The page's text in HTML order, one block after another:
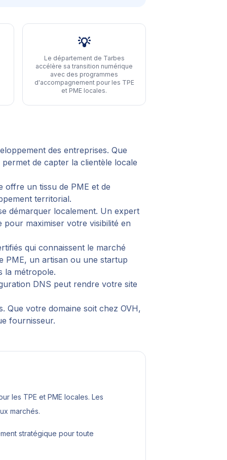
💡
Le département de Tarbes
accélère sa transition numérique
avec des programmes
d'accompagnement pour les TPE
et PME locales.
des entreprises. Que
de capter la clientèle locale
offre un tissu de PME et de
territorial.
démarquer localement. Un expert
maximiser votre visibilité en
qui connaissent le marché
PME, un artisan ou une startup
la métropole.
DNS peut rendre votre site
Que votre domaine soit chez OVH,
fournisseur.
les TPE et PME locales. Les
marchés.
stratégique pour toute